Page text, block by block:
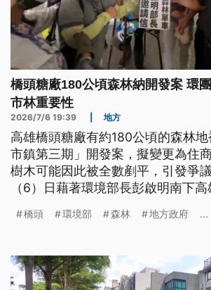
橋頭糖廠180公頃森林納開發案 環
市林重要性
2026/7/6 19:39 地方
高雄橋頭糖廠有約180公頃的森林
市鎮第三期」開發案，擬變更為住
樹木可能因此被全數剷平，引發爭
（6）日藉著環境部長彭啟明南下
廠騎單車，體會「都市林」對高雄
橋頭 環境部 森林 地方政府 ...